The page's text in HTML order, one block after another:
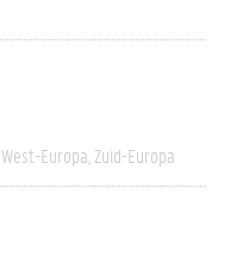
West-Europa Zuid-Europa